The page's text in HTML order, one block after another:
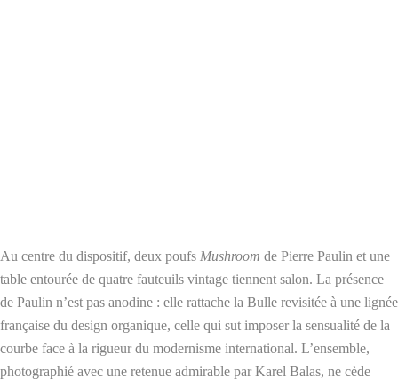
Au centre du dispositif, deux poufs Mushroom de Pierre Paulin et une
table entourée de quatre fauteuils vintage tiennent salon. La présence
de Paulin n’est pas anodine : elle rattache la Bulle revisitée à une lignée
française du design organique, celle qui sut imposer la sensualité de la
courbe face à la rigueur du modernisme international. L’ensemble,
photographié avec une retenue admirable par Karel Balas, ne cède